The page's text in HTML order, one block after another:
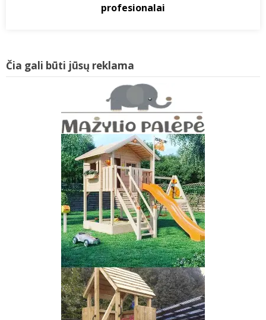
profesionalai
Čia gali būti jūsų reklama